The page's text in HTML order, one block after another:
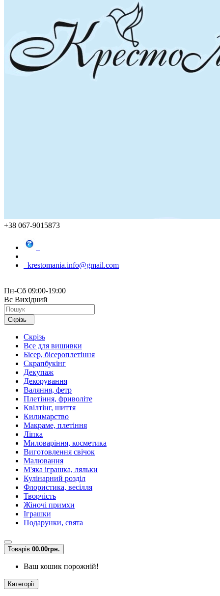
+38 067-9015873
krestomania.info@gmail.com
Пн-Сб 09:00-19:00
Вс Вихідний
Скрізь
Скрізь
Все для вишивки
Бісер, бісероплетіння
Скрапбукінг
Декупаж
Декорування
Валяння, фетр
Плетіння, фриволіте
Квілтінг, шиття
Килимарство
Макраме, плетіння
Ліпка
Миловаріння, косметика
Виготовлення свічок
Малювання
М'яка іграшка, ляльки
Кулінарний розділ
Флористика, весілля
Творчість
Жіночі примхи
Іграшки
Подарунки, свята
Товарів 00.00грн.
Ваш кошик порожній!
Категорії